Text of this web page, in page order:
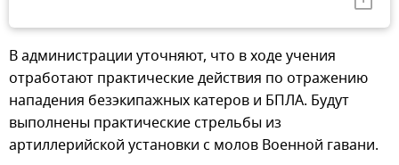
В администрации уточняют, что в ходе учения
отработают практические действия по отражению
нападения безэкипажных катеров и БПЛА. Будут
выполнены практические стрельбы из
артиллерийской установки с молов Военной гавани.